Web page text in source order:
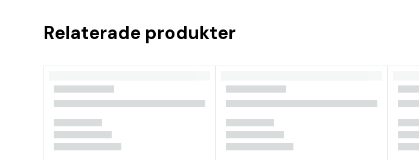
Relaterade produkter